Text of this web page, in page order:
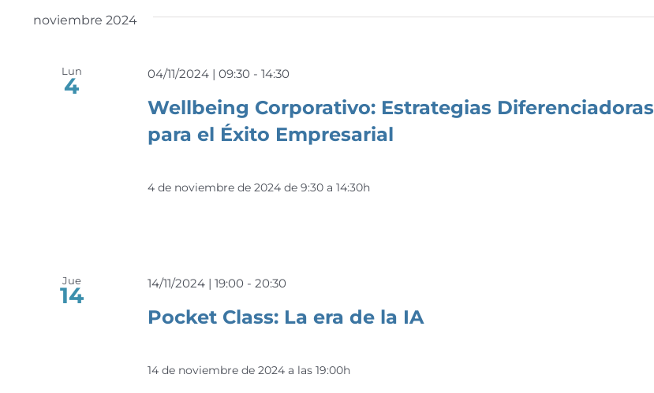
noviembre 2024
Lun
4
Wellbeing Corporativo: Estrategias Diferenciadoras
para el Éxito Empresarial
04/11/2024 | 09:30 -14:30
4 de noviembre de 2024 de 9:30 a 14:30h
Jue
14
Pocket Class: La era de la IA
14/11/2024 | 19:00 -20:30
14 de noviembre de 2024 a las 19:00h